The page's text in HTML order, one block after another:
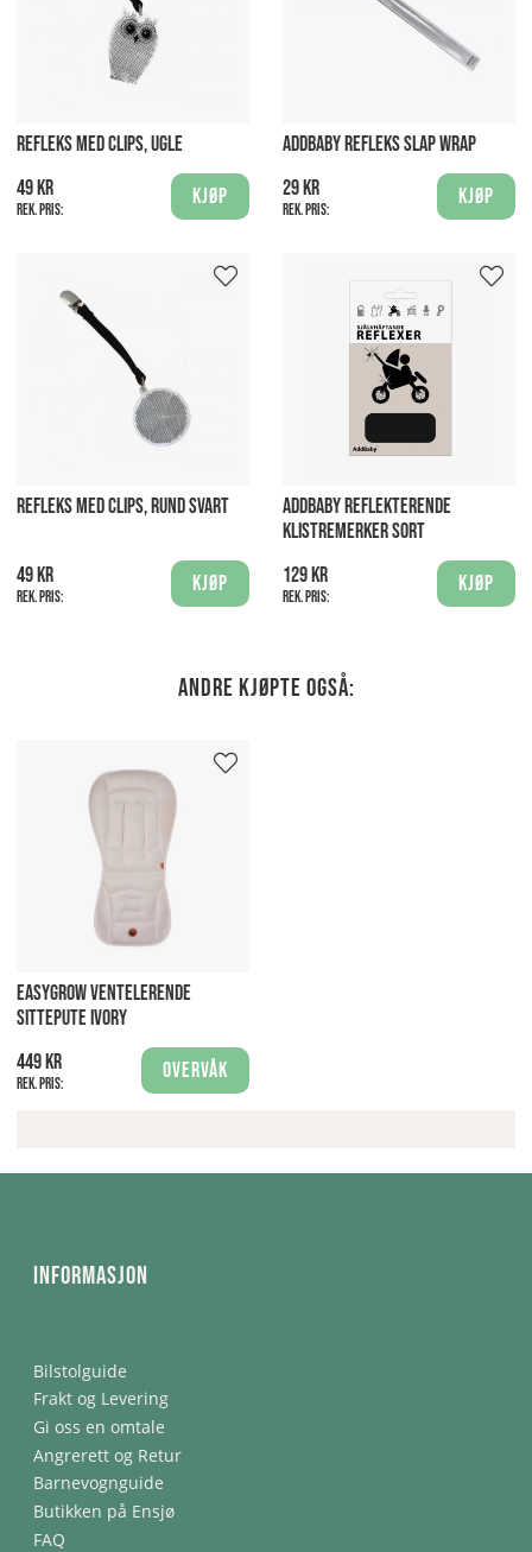
REFLEKS MED CLIPS, UGLE
49 kr
Rek. pris:
Kjøp
ADDBABY REFLEKS SLAP WRAP
29 kr
Rek. pris:
Kjøp
REFLEKS MED CLIPS, RUND SVART
49 kr
Rek. pris:
Kjøp
ADDBABY REFLEKTERENDE
KLISTREMERKER SORT
129 kr
Rek. pris:
Kjøp
Andre kjøpte også:
EASYGROW VENTELERENDE
SITTEPUTE IVORY
449 kr
Rek. pris:
Overvåk
Informasjon
Bilstolguide
Frakt og Levering
Gi oss en omtale
Angrerett og Retur
Barnevognguide
Butikken på Ensjø
FAQ